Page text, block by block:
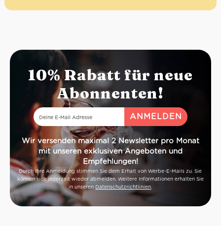
10% Rabatt für neue
Abonnenten!
Wir versenden maximal 2 Newsletter pro Monat
mit unseren exklusiven Angeboten und
Empfehlungen!
Durch Ihre Anmeldung stimmen Sie dem Erhalt von Werbe-E-Mails zu. Sie
können sich jederzeit wieder abmelden. Weitere Informationen erhalten Sie
in unseren Datenschutzrichtlinien